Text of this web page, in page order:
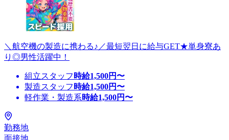
＼航空機の製造に携わる♪／最短翌日に給与GET★単身寮あ
り◎男性活躍中！
組立スタッフ 時給1,500円〜
製造スタッフ 時給1,500円〜
軽作業・製造系時給1,500円〜
勤務地
面接地